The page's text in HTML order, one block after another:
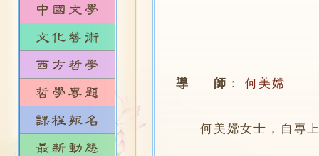
導 師 ： 何美嫦
何美嫦女士，自專上